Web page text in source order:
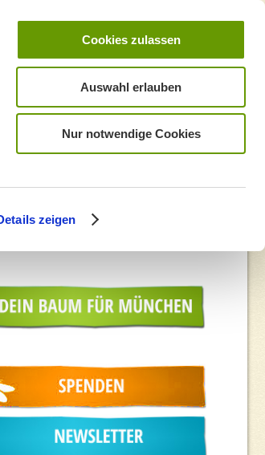
zeigen
Cookies zulassen
Auswahl erlauben
Nur notwendige Cookies